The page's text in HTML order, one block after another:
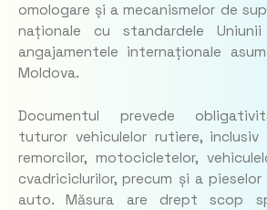
omologare și a mecanismelor de
naționale cu standardele
angajamentele internaționale
Moldova.
Documentul prevede
tuturor vehiculelor rutiere, inclusiv
remorcilor, motocicletelor,
cvadriciclurilor, precum și a
auto. Măsura are drept scop